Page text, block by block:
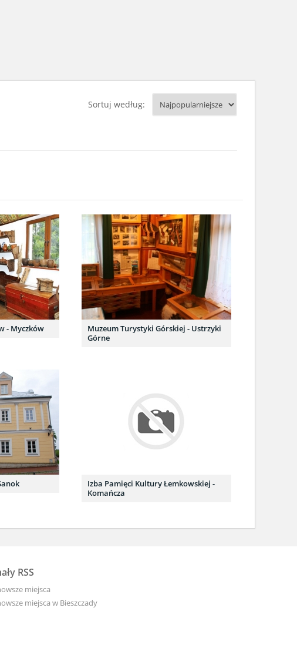
Sortuj według:
- Myczków
Muzeum Turystyki Górskiej - Ustrzyki
Górne
Izba Pamięci Kultury Łemkowskiej -
Komańcza
RSS
miejsca
miejsca w Bieszczady